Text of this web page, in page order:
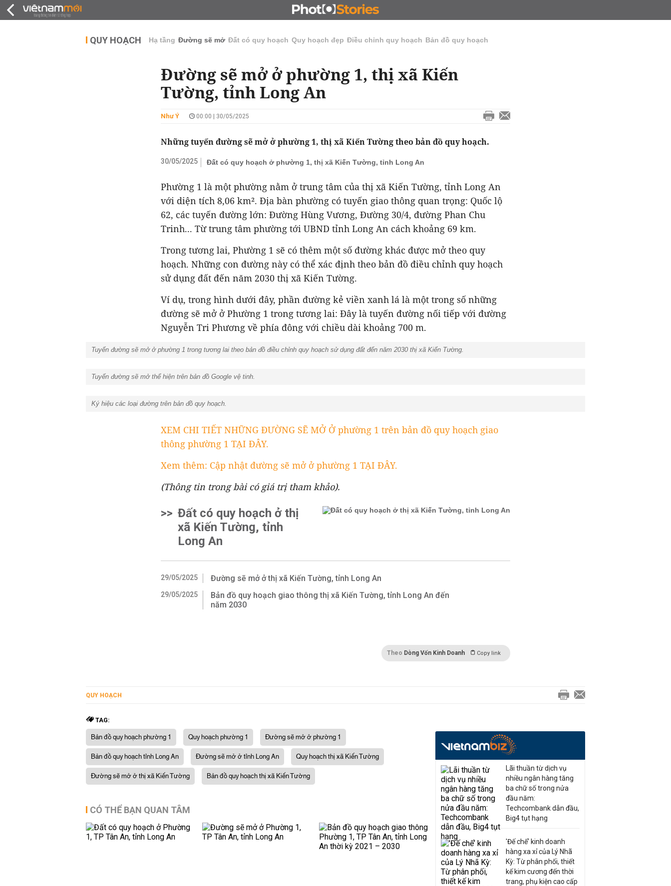
ĐẤU GIÁ - ĐẤU THẦU KINH DOANH
QUY HOẠCH Hạ tầng Đường sẽ mở Đất có quy hoạch Quy hoạch đẹp Điều chỉnh quy hoạch Bản đồ quy hoạch
Đường sẽ mở ở phường 1, thị xã Kiến
Tường, tỉnh Long An
Như Ý 00:00 | 30/05/2025
Những tuyến đường sẽ mở ở phường 1, thị xã Kiến Tường theo bản đồ quy hoạch.
30/05/2025 Đất có quy hoạch ở phường 1, thị xã Kiến Tường, tỉnh Long An
Phường 1 là một phường nằm ở trung tâm của thị xã Kiến Tường, tỉnh Long An
với diện tích 8,06 km². Địa bàn phường có tuyến giao thông quan trọng: Quốc lộ
62, các tuyến đường lớn: Đường Hùng Vương, Đường 30/4, đường Phan Chu
Trinh... Từ trung tâm phường tới UBND tỉnh Long An cách khoảng 69 km.
Trong tương lai, Phường 1 sẽ có thêm một số đường khác được mở theo quy
hoạch. Những con đường này có thể xác định theo bản đồ điều chỉnh quy hoạch
sử dụng đất đến năm 2030 thị xã Kiến Tường.
Ví dụ, trong hình dưới đây, phần đường kẻ viền xanh lá là một trong số những
đường sẽ mở ở Phường 1 trong tương lai: Đây là tuyến đường nối tiếp với đường
Nguyễn Tri Phương về phía đông với chiều dài khoảng 700 m.
Tuyến đường sẽ mở ở phường 1 trong tương lai theo bản đồ điều chỉnh quy hoạch sử dụng đất đến năm 2030 thị xã Kiến Tường.
Tuyến đường sẽ mở thể hiện trên bản đồ Google vệ tinh.
Ký hiệu các loại đường trên bản đồ quy hoạch.
XEM CHI TIẾT NHỮNG ĐƯỜNG SẼ MỞ Ở phường 1 trên bản đồ quy hoạch giao
thông phường 1 TẠI ĐÂY.
Xem thêm: Cập nhật đường sẽ mở ở phường 1 TẠI ĐÂY.
(Thông tin trong bài có giá trị tham khảo).
>> Đất có quy hoạch ở thị
xã Kiến Tường, tỉnh
Long An
29/05/2025 Đường sẽ mở ở thị xã Kiến Tường, tỉnh Long An
29/05/2025
Bản đồ quy hoạch giao thông thị xã Kiến Tường, tỉnh Long An đến
năm 2030
Theo Dòng Vốn Kinh Doanh Copy link
QUY HOẠCH
TAG:
Bản đồ quy hoạch phường 1 Quy hoạch phường 1
Đường sẽ mở ở phường 1
Bản đồ quy hoạch tỉnh Long An
Đường sẽ mở ở tỉnh Long An
Quy hoạch thị xã Kiến Tường
Đường sẽ mở ở thị xã Kiến Tường
Bản đồ quy hoạch thị xã Kiến Tường
CÓ THỂ BẠN QUAN TÂM
Lãi thuần từ dịch vụ
nhiều ngân hàng tăng
ba chữ số trong nửa
đầu năm:
Techcombank dẫn đầu,
Big4 tụt hạng
'Đế chế’ kinh doanh
hàng xa xỉ của Lý Nhã
Kỳ: Từ phân phối, thiết
kế kim cương đến thời
trang, phụ kiện cao cấp